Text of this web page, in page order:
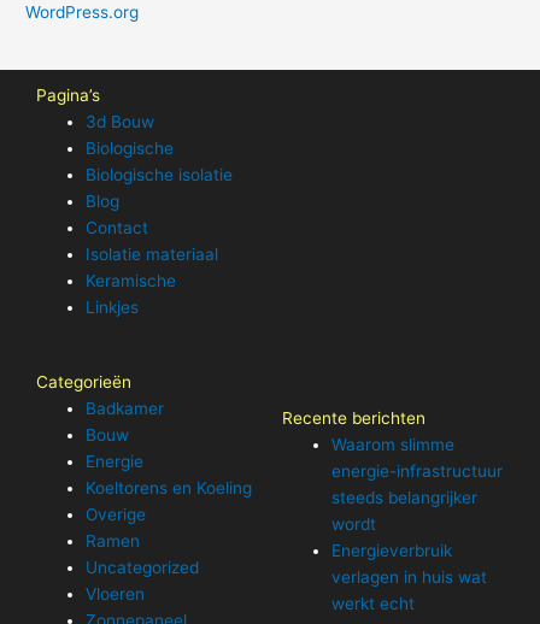
WordPress.org
Pagina’s
3d Bouw
Biologische
Biologische isolatie
Blog
Contact
Isolatie materiaal
Keramische
Linkjes
Categorieën
Badkamer
Bouw
Energie
Koeltorens en Koeling
Overige
Ramen
Uncategorized
Vloeren
Recente berichten
Waarom slimme
energie-infrastructuur
steeds belangrijker
wordt
Energieverbruik
verlagen in huis wat
werkt echt